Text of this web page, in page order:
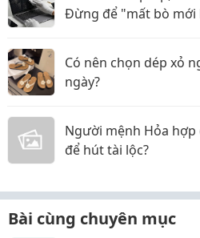
Đừng để "mất bò mới
Có nên chọn dép xỏ
ngày?
Người mệnh Hỏa
để hút tài lộc?
Bài cùng chuyên mục